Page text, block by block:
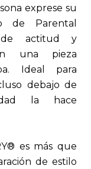
exprese su
de Parental
actitud y
una pieza
Ideal para
debajo de
la hace
es más que
de estilo